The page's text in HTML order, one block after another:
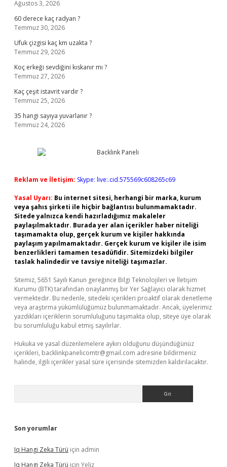
Ağustos 3, 2026
60 derece kaç radyan ?
Temmuz 30, 2026
Ufuk çizgisi kaç km uzakta ?
Temmuz 29, 2026
Koç erkeği sevdiğini kıskanır mı ?
Temmuz 27, 2026
Kaç çeşit istavrit vardır ?
Temmuz 25, 2026
35 hangi sayıya yuvarlanır ?
Temmuz 24, 2026
Reklam ve İletişim: Skype: live:.cid.575569c608265c69
Yasal Uyarı: Bu internet sitesi, herhangi bir marka, kurum
veya şahıs şirketi ile hiçbir bağlantısı bulunmamaktadır.
Sitede yalnızca kendi hazırladığımız makaleler
paylaşılmaktadır. Burada yer alan içerikler haber niteliği
taşımamakta olup, gerçek kurum ve kişiler hakkında
paylaşım yapılmamaktadır. Gerçek kurum ve kişiler ile isim
benzerlikleri tamamen tesadüfidir. Sitemizdeki bilgiler
taslak halindedir ve tavsiye niteliği taşımazlar.
Sitemiz, 5651 Sayılı Kanun gereğince Bilgi Teknolojileri ve İletişim
Kurumu (BTK) tarafından onaylanmış bir Yer Sağlayıcı olarak hizmet
vermektedir. Bu nedenle, sitedeki içerikleri proaktif olarak denetleme
veya araştırma yükümlülüğümüz bulunmamaktadır. Ancak, üyelerimiz
yazdıkları içeriklerin sorumluluğunu taşımakta olup, siteye üye olarak
bu sorumluluğu kabul etmiş sayılırlar.
Hukuka ve yasal düzenlemelere aykırı olduğunu düşündüğünüz
içerikleri, backlinkpanelicomtr@gmail.com adresine bildirmeniz
halinde, ilgili içerikler yasal süre içerisinde sitemizden kaldırılacaktır.
Son yorumlar
Iq Hangi Zeka Türü için admin
Iq Hangi Zeka Türü için Yeliz